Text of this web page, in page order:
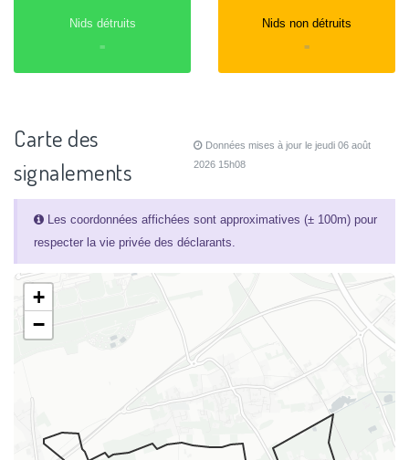
Nids détruits
=
Nids non détruits
=
Carte des
signalements
Données mises à jour le jeudi 06 août
2026 15h08
Les coordonnées affichées sont approximatives (± 100m) pour
respecter la vie privée des déclarants.
+
−